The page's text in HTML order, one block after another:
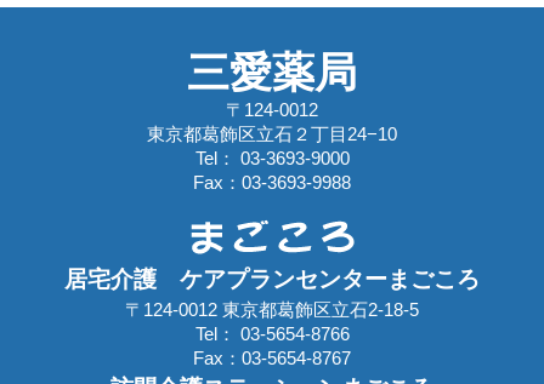
三愛薬局
〒124-0012
東京都葛飾区立石２丁目24−10
Tel： 03-3693-9000
Fax：03-3693-9988
居宅介護 ケアプランセンターまごころ
〒124-0012 東京都葛飾区立石2-18-5
Tel： 03-5654-8766
Fax：03-5654-8767